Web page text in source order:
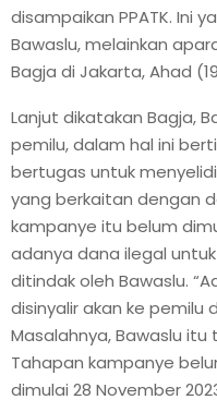
disampaikan PPATK. Ini
Bawaslu, melainkan
Bagja di Jakarta, Ahad
Lanjut dikatakan Bagja,
pemilu, dalam hal ini
bertugas untuk
yang berkaitan dengan
kampanye itu belum
adanya dana ilegal
ditindak oleh Bawaslu.
disinyalir akan ke pemilu
Masalahnya, Bawaslu
Tahapan kampanye
dimulai 28 November